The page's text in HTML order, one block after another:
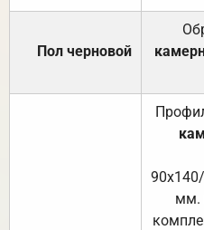
Пол черновой
мм.